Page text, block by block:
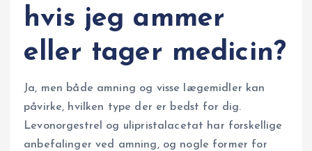
hvis jeg ammer
eller tager medicin?
Ja, men både amning og visse lægemidler kan
påvirke, hvilken type der er bedst for dig.
Levonorgestrel og ulipristalacetat har forskellige
anbefalinger ved amning, og nogle former for